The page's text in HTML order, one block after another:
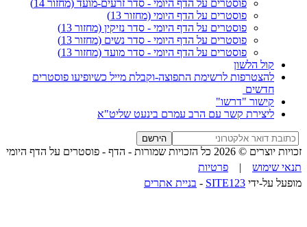
פוסטרים על הדף היומי - סדר זרעים-מועד (מחזור 14)
פוסטרים על הדף היומי (מחזור 13)
פוסטרים על הדף היומי - סדר נזיקין (מחזור 13)
פוסטרים על הדף היומי - סדר נשים (מחזור 13)
פוסטרים על הדף היומי - סדר מועד (מחזור 13)
קול הלשון
להצטרפות לרשימת התפוצה-וקבלת מייל כשיופיעו פוסטרים
חדשים
קישור "דרשו"
ליצירת קשר עם הרב עמרם בינעט שליט"א
הירשם
זכויות יוצרים © 2026 כל הזכויות שמורות -
הדף - פוסטרים על הדף היומי
תנאי שימוש | פרטיות
מופעל על-ידי SITE123
- בניית אתרים